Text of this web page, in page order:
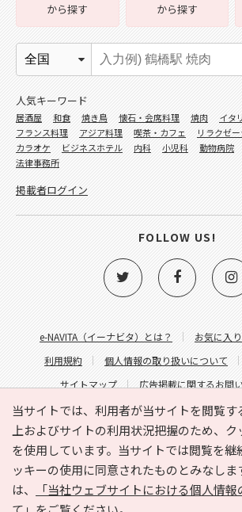
当サイトでは、利用者が当サイトを閲覧
上およびサイトの利用状況把握のため、ク
を使用しています。当サイトでは閲覧を継
ッキーの使用に同意されたものとみなしま
は、
「当社ウェブサイトにおける個人情
e-NAVITA（イーナビタ）とは？ お気に入り
利用規約
個人情報の取り扱いについて
サイトマップ
広告掲載に関するお問
サイトの内容に関するお問い合
から探す
から探す
人気キーワード
居酒屋 和食 焼き鳥 懐石・会席料理 焼肉
イタ
フランス料理
アジア料理 喫茶・カフェ リラクゼ
カラオケ
ビジネスホテル 内科 小児科 動物病院
法律事務所
掲載者ログイン
FOLLOW US!
Copyright © HYOJITO.Co.,Ltd. All Rights